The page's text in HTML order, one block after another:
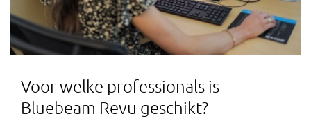
Voor welke professionals is
Bluebeam Revu geschikt?